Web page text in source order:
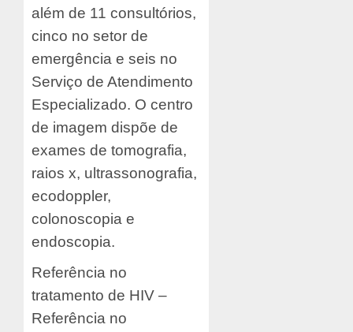
além de 11 consultórios,
cinco no setor de
emergência e seis no
Serviço de Atendimento
Especializado. O centro
de imagem dispõe de
exames de tomografia,
raios x, ultrassonografia,
ecodoppler,
colonoscopia e
endoscopia.
Referência no
tratamento de HIV –
Referência no